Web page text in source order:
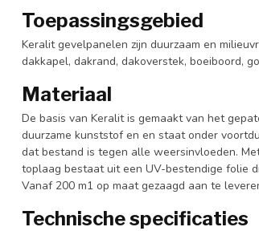
Toepassingsgebied
Keralit gevelpanelen zijn duurzaam en
dakkapel, dakrand, dakoverstek, boeiboord,
Materiaal
De basis van Keralit is gemaakt van het
duurzame kunststof en en staat onder
dat bestand is tegen alle weersinvloeden.
toplaag bestaat uit een UV-bestendige folie
Vanaf 200 m1 op maat gezaagd aan te
Technische specificaties